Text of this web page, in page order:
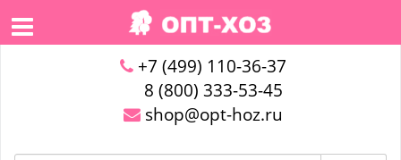
+7 (499) 110-36-37
8 (800) 333-53-45
shop@opt-hoz.ru